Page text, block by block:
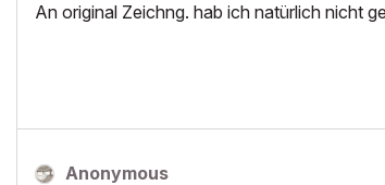
An original Zeichng. hab ich natürlich nicht
Anonymous